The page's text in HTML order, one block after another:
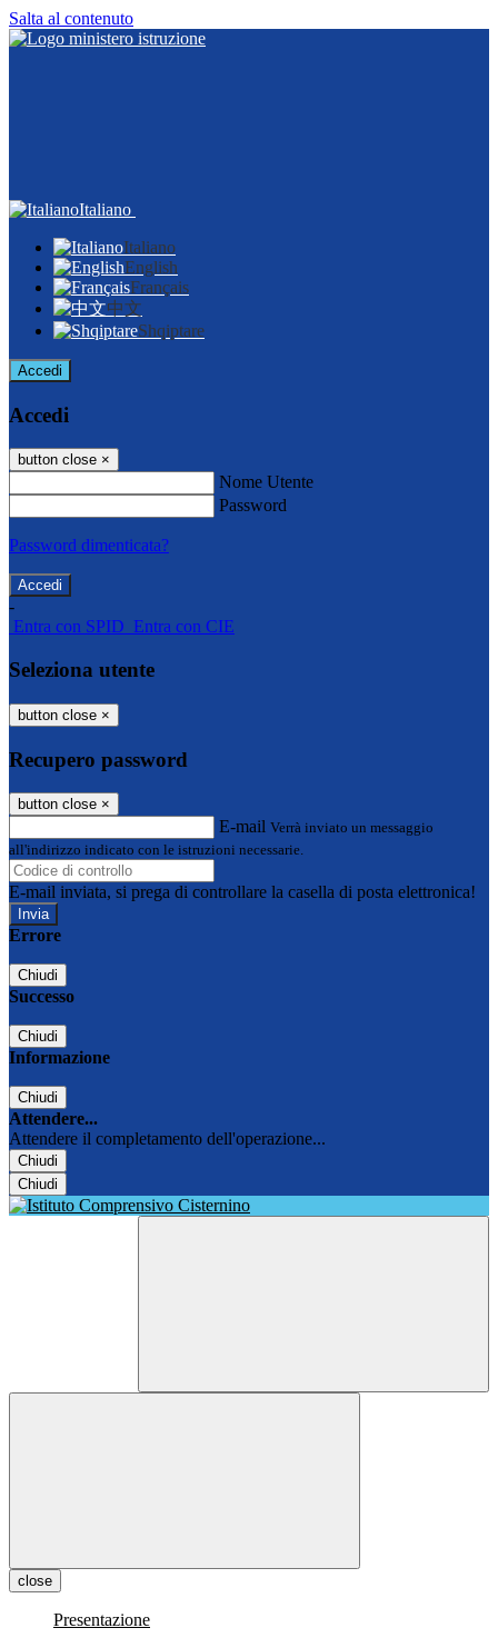
Salta al contenuto
Italiano
Italiano
English
Français
中文
Shqiptare
Accedi
Accedi
button close ×
Nome Utente
Password
Password dimenticata?
-
Entra con SPID Entra con CIE
Seleziona utente
button close ×
Recupero password
button close ×
E-mail Verrà inviato un messaggio
all'indirizzo indicato con le istruzioni necessarie.
E-mail inviata, si prega di controllare la casella di posta elettronica!
Errore
Chiudi
Successo
Chiudi
Informazione
Chiudi
Attendere...
Attendere il completamento dell'operazione...
Chiudi
Chiudi
close
Presentazione